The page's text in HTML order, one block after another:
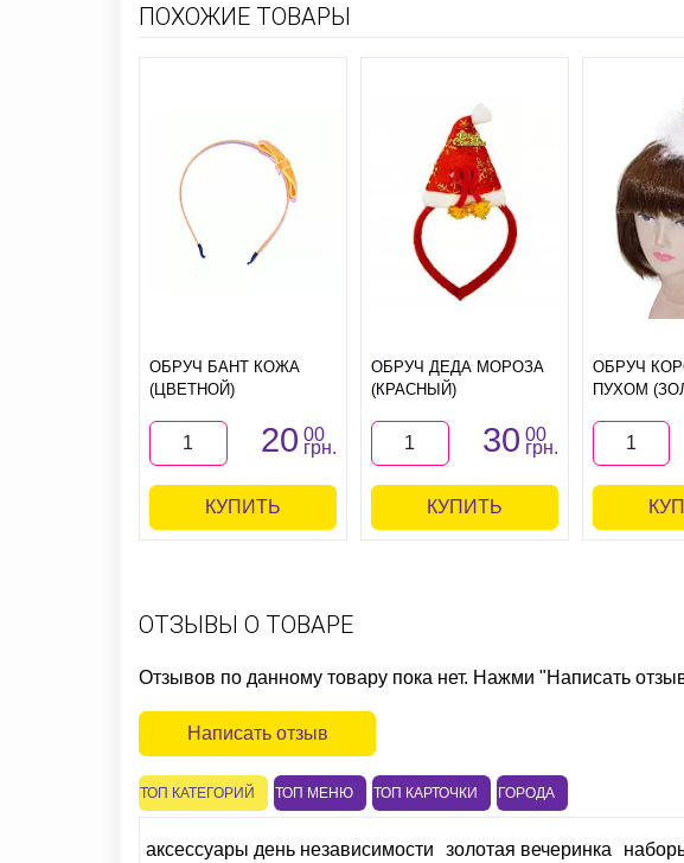
ПОХОЖИЕ ТОВАРЫ
ОБРУЧ БАНТ КОЖА
(ЦВЕТНОЙ)
20 00
грн.
КУПИТЬ
ОБРУЧ ДЕДА МОРОЗА
(КРАСНЫЙ)
30 00
грн.
КУПИТЬ
ОБРУЧ
ПУХОМ
ОТЗЫВЫ О ТОВАРЕ
Отзывов по данному товару пока нет. Нажми "Написать
Написать отзыв
ТОП КАТЕГОРИЙ ТОП МЕНЮ ТОП КАРТОЧКИ ГОРОДА
аксессуары день независимости золотая вечеринка